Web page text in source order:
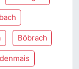
Böbrach